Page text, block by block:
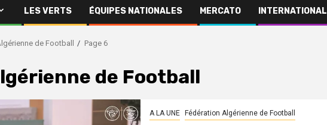
LES VERTS ÉQUIPES NATIONALES MERCATO INTERNATIONAL
de Football Page 6
de Football
A LA UNE Fédération Algérienne de Football